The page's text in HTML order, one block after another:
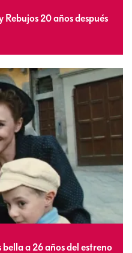
Rebujos 20 años después
bella a 26 años del estreno